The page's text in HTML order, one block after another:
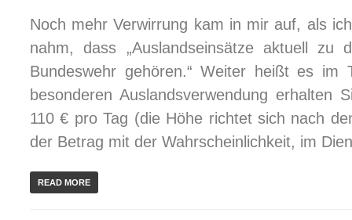
Noch mehr Verwirrung kam in mir auf, als
nahm, dass „Auslandseinsätze aktuell zu
Bundeswehr gehören.“ Weiter heißt es im
besonderen Auslandsverwendung erhalten
110 € pro Tag (die Höhe richtet sich nach
der Betrag mit der Wahrscheinlichkeit, im
READ MORE